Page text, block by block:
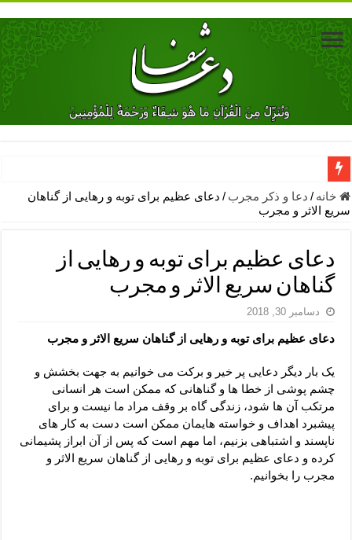
دعای جلب محبت فوری معشوق – دعای جلب محبت شوهر
دعای مشکل گشا برای رفع فقر – ذکرهای روزی‌ بخش
معجزات دعای یا من اظهر الجمیل – دعای یا من اظهر الجمیل برای
مهم ترین اذکار الهی و فضیلت آن ها – ذکر مخصوص مستجاب الدعوه
دعا برای ترس بچه ها در خواب – دعای ترس و بی خوابی کودکان
لا حول ولا قوة الا بالله برای چشم زخم – دعای چشم زخم ماشاالله
دعای قوی رفع ترس – دعای مجرب برای آرامش قلب و رفع اضطراب
دعا برای پولدار شدن در یک روز – دعای ثروت حضرت سلیمان
خانه / دعا و ذکر مجرب / دعای عظیم برای توبه و رهایی از گناهان
سریع الاثر و مجرب
دعای عظیم برای توبه و رهایی از
گناهان سریع الاثر و مجرب
دسامبر 30, 2018
دعای عظیم برای توبه و رهایی از گناهان سریع الاثر و مجرب
یک بار دیگر دعایی پر خیر و برکت می خوانیم به جهت بخشش و
چشم پوشی از خطا ها و گناهانی که ممکن است هر انسانی
مرتکب آن ها شود، زندگی گاه بر وقف مراد ما نیست و برای
پیشبرد اهداف و خواسته هایمان ممکن است دست به کار های
ناپسند و اشتباهی بزنیم، اما مهم است که پس از آن ابراز پشیمانی
کرده و دعای عظیم برای توبه و رهایی از گناهان سریع الاثر و
مجرب را بخوانیم.